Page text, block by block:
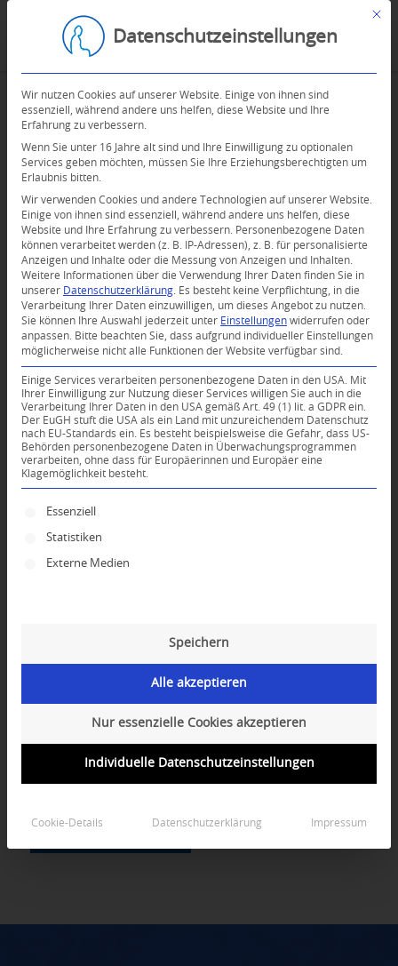
0
KOMMENTARE
Dein Kommentar
An Diskussion beteiligen?
Hinterlassen Sie uns Ihren Kommentar!
Mit
Datenschutzeinstellungen
Wir nutzen Cookies auf unserer Website. Einige von ihnen sind
essenziell, während andere uns helfen, diese Website und Ihre
Erfahrung zu verbessern.
Wenn Sie unter 16 Jahre alt sind und Ihre Einwilligung zu optionalen
Services geben möchten, müssen Sie Ihre Erziehungsberechtigten um
Erlaubnis bitten.
Wir verwenden Cookies und andere Technologien auf unserer Website.
Einige von ihnen sind essenziell, während andere uns helfen, diese
Website und Ihre Erfahrung zu verbessern.
Personenbezogene Daten
können verarbeitet werden (z. B. IP-Adressen), z. B. für personalisierte
Anzeigen und Inhalte oder die Messung von Anzeigen und Inhalten.
Weitere Informationen über die Verwendung Ihrer Daten finden Sie in
unserer Datenschutzerklärung
Es besteht keine Verpflichtung, in die
Verarbeitung Ihrer Daten einzuwilligen, um dieses Angebot zu nutzen.
Sie können Ihre Auswahl jederzeit unter Einstellungen widerrufen oder
anpassen.
Bitte beachten Sie, dass aufgrund individueller Einstellungen
möglicherweise nicht alle Funktionen der Website verfügbar sind.
Einige Services verarbeiten personenbezogene Daten in den USA. Mit
Ihrer Einwilligung zur Nutzung dieser Services willigen Sie auch in die
Verarbeitung Ihrer Daten in den USA gemäß Art. 49 (1) lit. a GDPR ein.
Der EuGH stuft die USA als ein Land mit unzureichendem Datenschutz
nach EU-Standards ein. Es besteht beispielsweise die Gefahr, dass US-
Behörden personenbezogene Daten in Überwachungsprogrammen
verarbeiten, ohne dass für Europäerinnen und Europäer eine
Klagemöglichkeit besteht.
Es folgt eine Liste der Service-Gruppen, für die
Essenziell
Statistiken
Externe Medien
Speichern
Alle akzeptieren
Nur essenzielle Cookies akzeptieren
Individuelle Datenschutzeinstellungen
Cookie-Details Datenschutzerklärung Impressum